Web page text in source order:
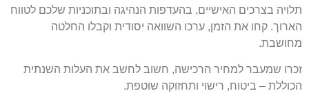
בצרכים האישיים, בהעדפות הנהיגה ובתוכניות שלכם לטווח
קחו את הזמן, ערכו השוואה יסודית וקבלו החלטה
שמעבר למחיר הרכישה, חשוב לחשב את העלות השנתית
– ביטוח, רישוי ותחזוקה שוטפת.